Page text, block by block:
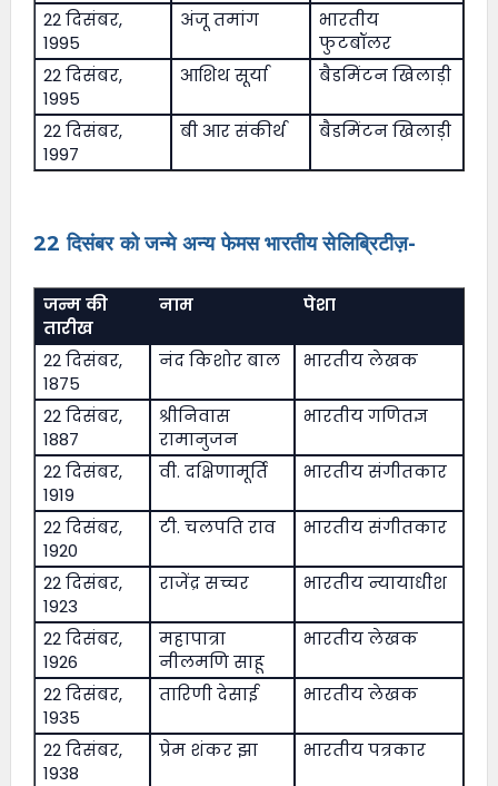
22 दिसंबर,
1995
अंजू तमांग
भारतीय
फुटबॉलर
22 दिसंबर,
1995
आशिथ सूर्या बैडमिंटन खिलाड़ी
22 दिसंबर,
1997
बी आर संकीर्थ बैडमिंटन खिलाड़ी
22 दिसंबर को जन्मे अन्य फेमस भारतीय सेलिब्रिटीज़-
जन्म की
तारीख
नाम पेशा
22 दिसंबर,
1875
नंद किशोर बाल भारतीय लेखक
22 दिसंबर,
1887
श्रीनिवास
रामानुजन
भारतीय गणितज्ञ
22 दिसंबर,
1919
वी. दक्षिणामूर्ति भारतीय संगीतकार
22 दिसंबर,
1920
टी. चलपति राव भारतीय संगीतकार
22 दिसंबर,
1923
राजेंद्र सच्चर भारतीय न्यायाधीश
22 दिसंबर,
1926
महापात्रा
नीलमणि साहू
भारतीय लेखक
22 दिसंबर,
1935
तारिणी देसाई भारतीय लेखक
22 दिसंबर,
1938
प्रेम शंकर झा भारतीय पत्रकार